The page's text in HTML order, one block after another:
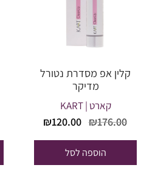
קלין אפ מסדרת נטורל
מדיקר
קארט | KART
₪176.00
המחיר
₪176.00.
₪120.00
הוספה לסל